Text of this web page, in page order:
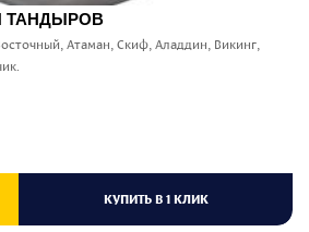
ТАНДЫРОВ
Атаман, Скиф, Аладдин, Викинг,
КУПИТЬ В 1 КЛИК